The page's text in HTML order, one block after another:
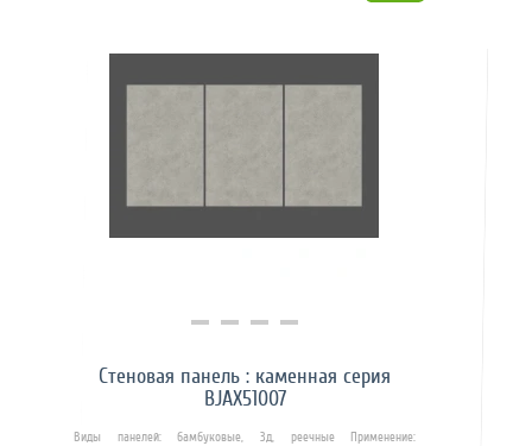
Купить в 1 клик
Стеновая панель : каменная серия
BJAX51007
Виды панелей: бамбуковые, 3д, реечные Применение: